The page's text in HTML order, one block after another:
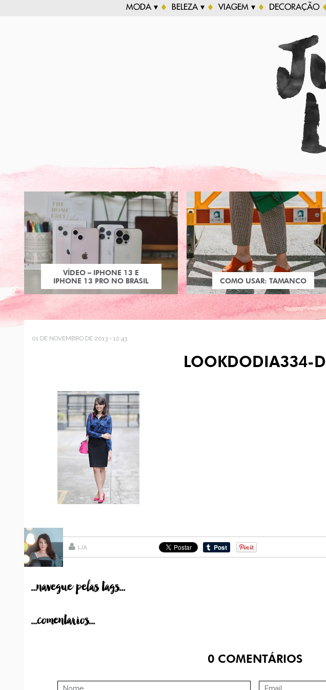
MODA ▾ BELEZA ▾ VIAGEM ▾ DECORAÇÃO
VÍDEO – IPHONE 13 E
IPHONE 13 PRO NO BRASIL
COMO USAR: TAMANCO
01 DE NOVEMBRO DE 2013 - 12:43
LOOKDODIA334-D
LIA
...navegue pelas tags...
...comentarios...
0COMENTÁRIOS